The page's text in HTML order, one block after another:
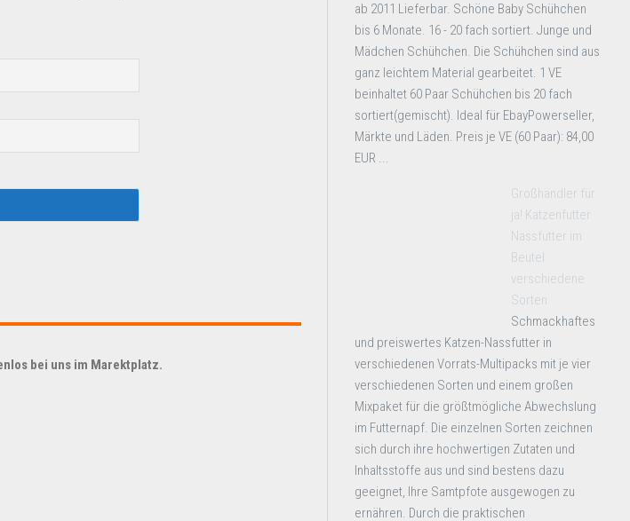
bei uns im Marektplatz.
ab 2011 Lieferbar. Schöne Baby Schühchen
bis 6 Monate. 16 - 20 fach sortiert. Junge und
Mädchen Schühchen. Die Schühchen sind aus
ganz leichtem Material gearbeitet. 1 VE
beinhaltet 60 Paar Schühchen bis 20 fach
sortiert(gemischt). Ideal für EbayPowerseller,
Märkte und Läden. Preis je VE (60 Paar): 84,00
EUR ...
Großhändler für
ja! Katzenfutter
Nassfutter im
Beutel
verschiedene
Sorten
Schmackhaftes
und preiswertes Katzen-Nassfutter in
verschiedenen Vorrats-Multipacks mit je vier
verschiedenen Sorten und einem großen
Mixpaket für die größtmögliche Abwechslung
im Futternapf. Die einzelnen Sorten zeichnen
sich durch ihre hochwertigen Zutaten und
Inhaltsstoffe aus und sind bestens dazu
geeignet, Ihre Samtpfote ausgewogen zu
ernähren. Durch die praktischen